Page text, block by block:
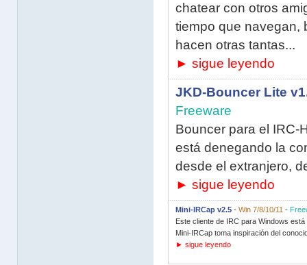
chatear con otros
tiempo que navegan,
hacen otras tantas...
► sigue leyendo
JKD-Bouncer Lite
Freeware
Bouncer para el IRC-
está denegando la
desde el extranjero,
► sigue leyendo
Mini-IRCap v2.5 - Win 7/8/10/11 -
Este cliente de IRC para Windows
Mini-IRCap toma inspiración del
► sigue leyendo